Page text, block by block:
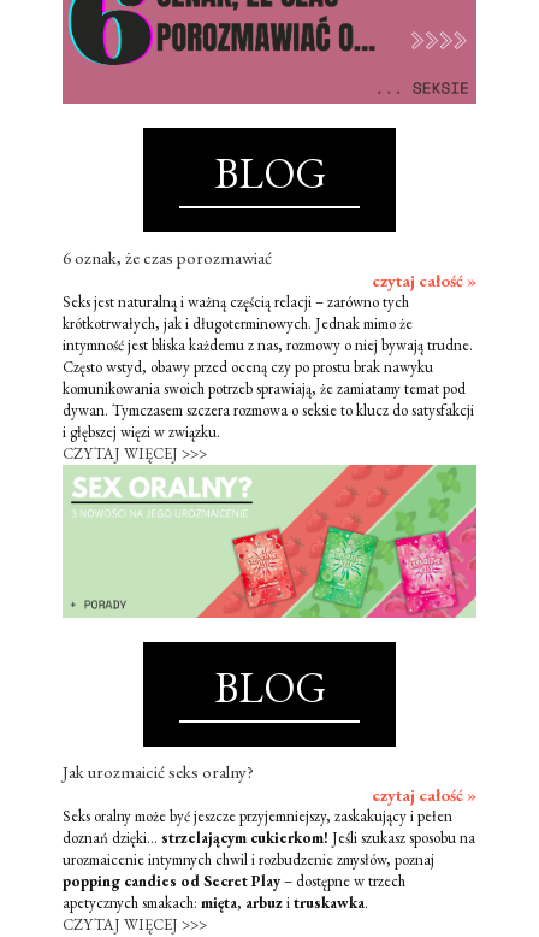
BLOG
6 oznak, że czas porozmawiać
czytaj całość »
Seks jest naturalną i ważną częścią relacji – zarówno tych
krótkotrwałych, jak i długoterminowych. Jednak mimo że
intymność jest bliska każdemu z nas, rozmowy o niej bywają trudne.
Często wstyd, obawy przed oceną czy po prostu brak nawyku
komunikowania swoich potrzeb sprawiają, że zamiatamy temat pod
dywan. Tymczasem szczera rozmowa o seksie to klucz do satysfakcji
i głębszej więzi w związku.
CZYTAJ WIĘCEJ >>>
BLOG
Jak urozmaicić seks oralny?
czytaj całość »
Seks oralny może być jeszcze przyjemniejszy, zaskakujący i pełen
doznań dzięki... strzelającym cukierkom! Jeśli szukasz sposobu na
urozmaicenie intymnych chwil i rozbudzenie zmysłów, poznaj
popping candies od Secret Play– dostępne w trzech
apetycznych smakach: mięta, arbuzitruskawka.
CZYTAJ WIĘCEJ >>>